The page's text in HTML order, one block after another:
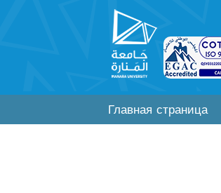
Главная страница